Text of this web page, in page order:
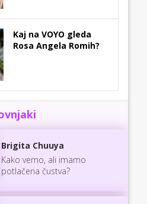
Kaj na VOYO gleda
Rosa Angela Romih?
Brigita Chuuya
Kako vemo, ali imamo
potlačena čustva?